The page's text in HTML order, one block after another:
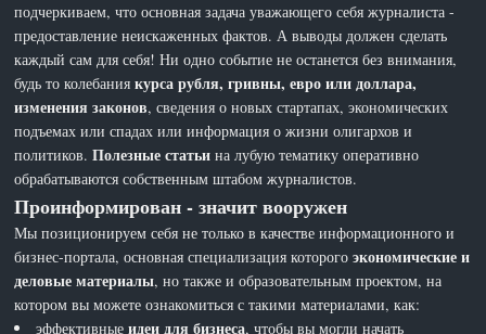
подчеркиваем, что основная задача уважающего себя журналиста -
предоставление неискаженных фактов. А выводы должен сделать
каждый сам для себя! Ни одно событие не останется без внимания,
будь то колебаниякурса рубля, гривны, евро или доллара,
изменения законов, сведения о новых стартапах, экономических
подъемах или спадах или информация о жизни олигархов и
политиков.Полезные статьи на лубую тематику оперативно
обрабатываются собственным штабом журналистов.
Проинформирован - значит вооружен
Мы позиционируем себя не только в качестве информационного и
бизнес-портала, основная специализация которогоэкономические и
деловые материалы, но также и образовательным проектом, на
котором вы можете ознакомиться с такими материалами, как:
эффективныеидеи для бизнеса, чтобы вы могли начать